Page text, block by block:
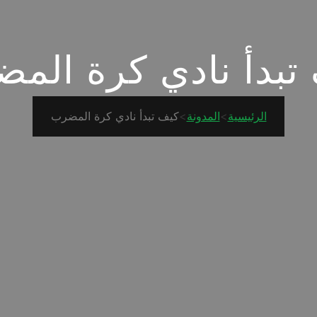
نادي كرة
الرئيسية>المدونة>كيف تبدأ نادي كرة المضرب